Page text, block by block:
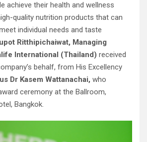
achieve their health and wellness
quality nutrition products that can
individual needs and taste
Ritthipichaiwat, Managing
International (Thailand) received
behalf, from His Excellency
Dr Kasem Wattanachai, who
ceremony at the Ballroom,
Bangkok.